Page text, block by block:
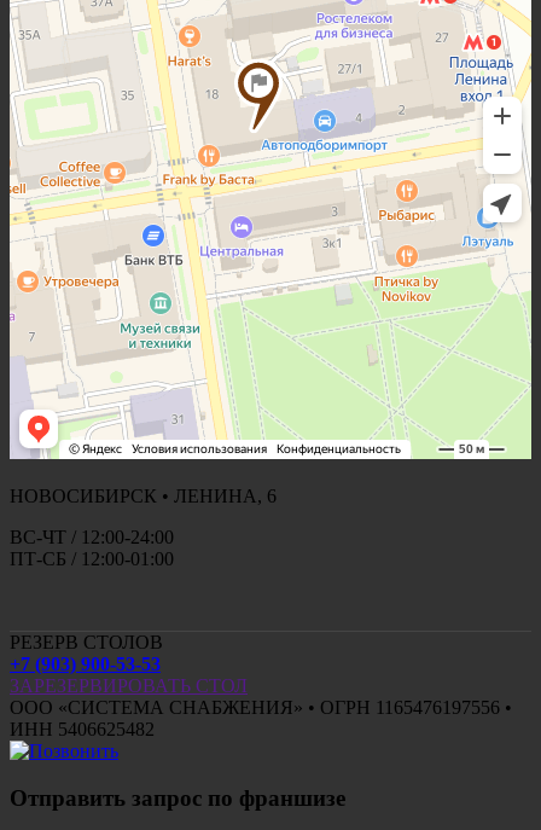
НОВОСИБИРСК • ЛЕНИНА, 6
ВС-ЧТ / 12:00-24:00
ПТ-СБ / 12:00-01:00
РЕЗЕРВ СТОЛОВ
+7 (903) 900-53-53
ЗАРЕЗЕРВИРОВАТЬ СТОЛ
ООО «СИСТЕМА СНАБЖЕНИЯ» • ОГРН 1165476197556 •
ИНН 5406625482
Отправить запрос по франшизе